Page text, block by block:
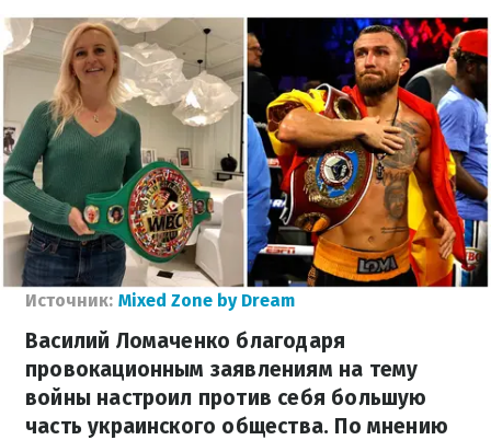
Источник: Mixed Zone by Dream
Василий Ломаченко благодаря
провокационным заявлениям на тему
войны настроил против себя большую
часть украинского общества. По мнению